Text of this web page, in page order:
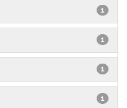
1
1
1
1